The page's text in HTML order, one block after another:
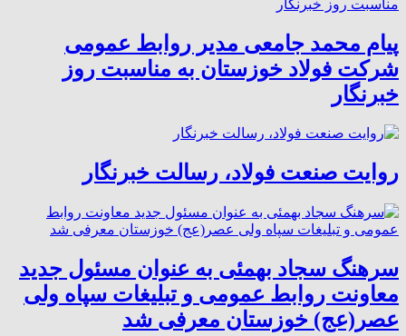
پیام محمد جامعی مدیر روابط عمومی
شرکت فولاد خوزستان به مناسبت روز
خبرنگار
روایت صنعت فولاد،‌ رسالت خبرنگار
سرهنگ سجاد بهمئی به عنوان مسئول جدید
معاونت روابط عمومی و تبلیغات سپاه ولی
عصر(عج) خوزستان معرفی شد